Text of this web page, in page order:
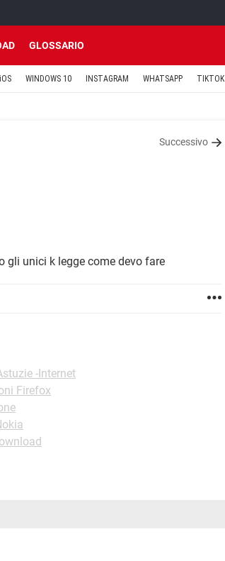
GLOSSARIO
iOS WINDOWS 10 INSTAGRAM WHATSAPP TIKTOK
Successivo
gli unici k legge come devo fare
-Internet
Firefox